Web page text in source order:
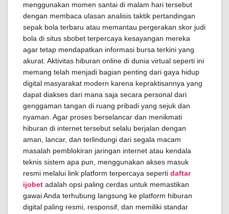
menggunakan momen santai di malam hari tersebut
dengan membaca ulasan analisis taktik pertandingan
sepak bola terbaru atau memantau pergerakan skor judi
bola di situs sbobet terpercaya kesayangan mereka
agar tetap mendapatkan informasi bursa terkini yang
akurat. Aktivitas hiburan online di dunia virtual seperti ini
memang telah menjadi bagian penting dari gaya hidup
digital masyarakat modern karena kepraktisannya yang
dapat diakses dari mana saja secara personal dari
genggaman tangan di ruang pribadi yang sejuk dan
nyaman. Agar proses berselancar dan menikmati
hiburan di internet tersebut selalu berjalan dengan
aman, lancar, dan terlindungi dari segala macam
masalah pemblokiran jaringan internet atau kendala
teknis sistem apa pun, menggunakan akses masuk
resmi melalui link platform terpercaya seperti daftar
ijobet adalah opsi paling cerdas untuk memastikan
gawai Anda terhubung langsung ke platform hiburan
digital paling resmi, responsif, dan memiliki standar